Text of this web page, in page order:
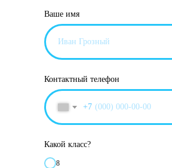
Ваше имя
Контактный телефон
+7
Какой класс?
8